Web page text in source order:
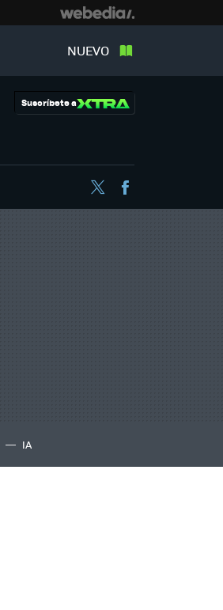
NUEVO
Suscríbete a
Twitter
IA